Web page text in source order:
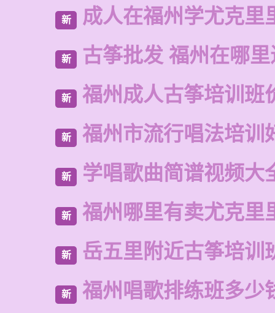
新 成人在福州学尤克里
新 古筝批发 福州在哪
新 福州成人古筝培训班
新 福州市流行唱法培训
新 学唱歌曲简谱视频大
新 福州哪里有卖尤克里
新 岳五里附近古筝培训
新 福州唱歌排练班多少